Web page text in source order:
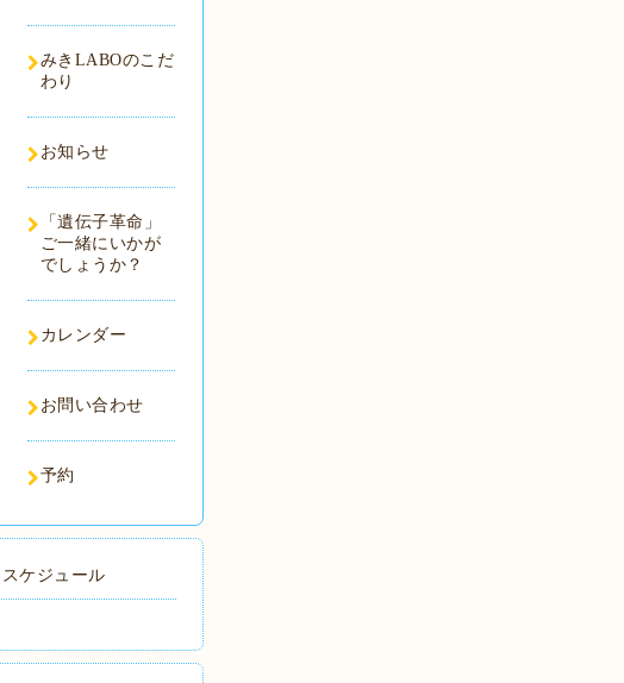
みきLABOのこだ
わり
お知らせ
「遺伝子革命」
ご一緒にいかが
でしょうか？
カレンダー
お問い合わせ
予約
スケジュール